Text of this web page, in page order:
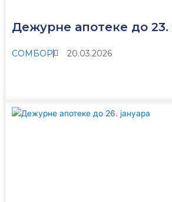
Дежурне апотеке до 23.
СОМБОР 20.03.2026